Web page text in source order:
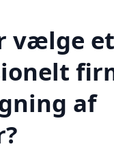
vælge et
af